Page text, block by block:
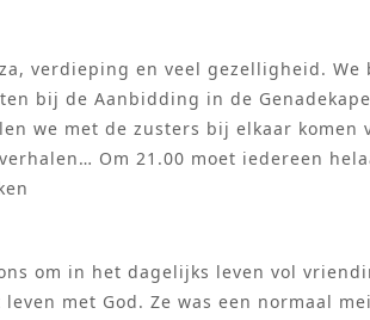
verdieping en veel gezelligheid. We
bij de Aanbidding in de
we met de zusters bij elkaar komen
Om 21.00 moet iedereen
om in het dagelijks leven vol
met God. Ze was een normaal